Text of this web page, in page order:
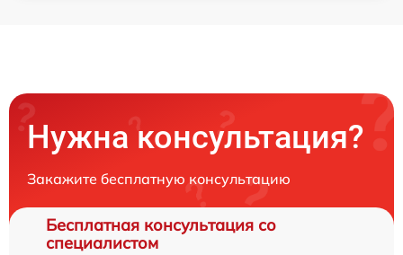
Нужна консультация?
Закажите бесплатную консультацию
Бесплатная консультация со
специалистом